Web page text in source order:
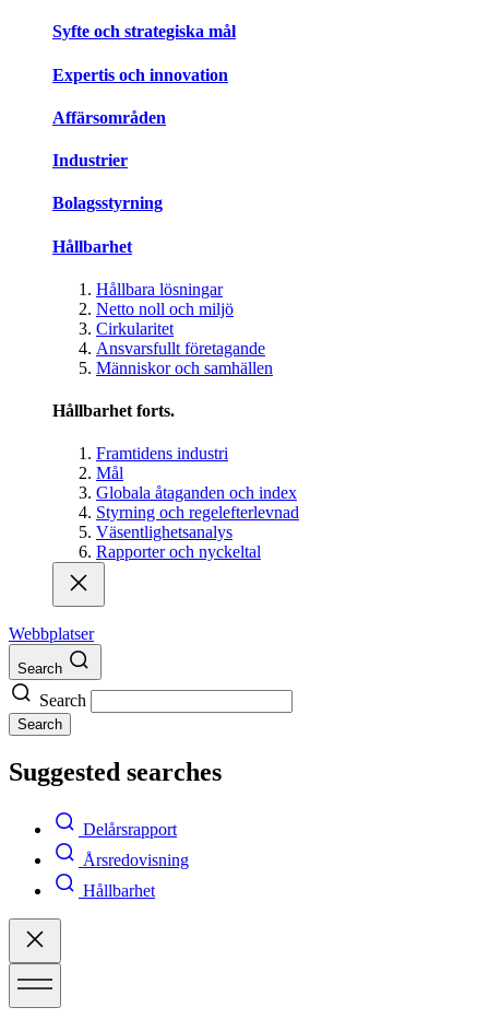
Syfte och strategiska mål
Expertis och innovation
Affärsområden
Industrier
Bolagsstyrning
Hållbarhet
Hållbara lösningar
Netto noll och miljö
Cirkularitet
Ansvarsfullt företagande
Människor och samhällen
Hållbarhet forts.
Framtidens industri
Mål
Globala åtaganden och index
Styrning och regelefterlevnad
Väsentlighetsanalys
Rapporter och nyckeltal
Webbplatser
Search
Search
Search
Suggested searches
Delårsrapport
Årsredovisning
Hållbarhet